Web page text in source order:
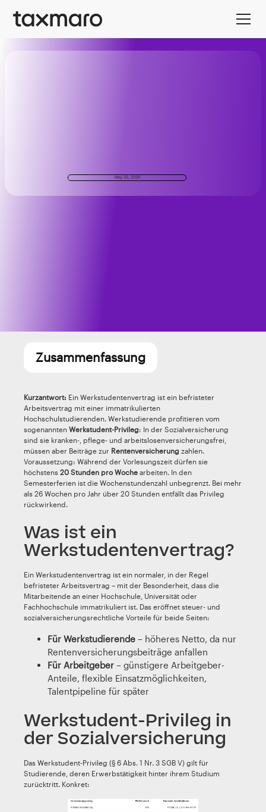
May 30, 2026
Zusammenfassung
Kurzantwort: Ein Werkstudentenvertrag ist ein befristeter
Arbeitsvertrag mit einer immatrikulierten
Hochschulstudierenden. Werkstudierende profitieren vom
sogenannten Werkstudent-Privileg: In der Sozialversicherung
sind sie kranken-, pflege- und arbeitslosenversicherungsfrei,
müssen aber Beiträge zur Rentenversicherung zahlen.
Voraussetzung: Während der Vorlesungszeit dürfen sie
höchstens 20 Stunden pro Woche arbeiten. In den
Semesterferien ist die Wochenstundenzahl unbegrenzt. Bei mehr
als 26 Wochen pro Jahr über 20 Stunden entfällt das Privileg
rückwirkend.
Was ist ein
Werkstudentenvertrag?
Ein Werkstudentenvertrag ist ein normaler, in der Regel
befristeter Arbeitsvertrag – mit der Besonderheit, dass die
Mitarbeitende an einer Hochschule, Universität oder
Fachhochschule immatrikuliert ist. Das eröffnet steuer- und
sozialversicherungsrechtliche Vorteile für beide Seiten:
Für Werkstudierende – höheres Netto, da nur
Rentenversicherungsbeiträge anfallen
Für Arbeitgeber – günstigere Arbeitgeber-
Anteile, flexible Einsatzmöglichkeiten,
Talentpipeline für später
Werkstudent-Privileg in
der Sozialversicherung
Das Werkstudent-Privileg (§ 6 Abs. 1 Nr. 3 SGB V) gilt für
Studierende, deren Erwerbstätigkeit hinter ihrem Studium
zurücktritt. Konkret: